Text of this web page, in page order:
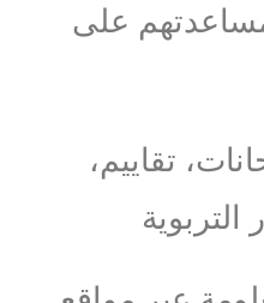
على
تقاييم،